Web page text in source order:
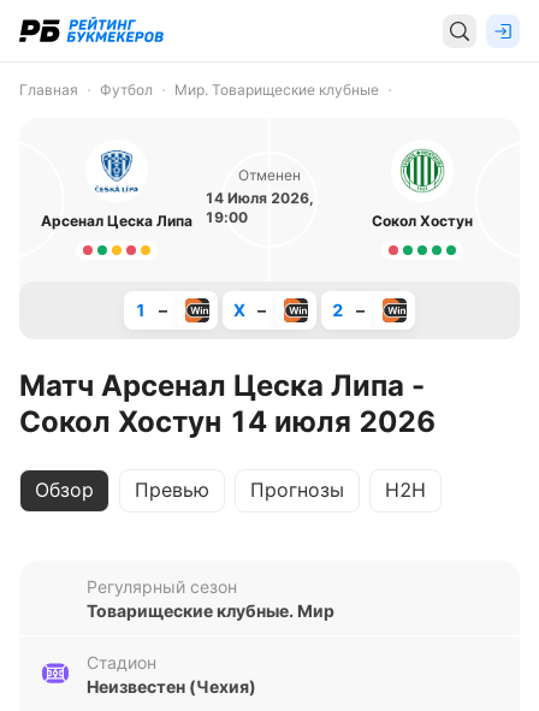
Главная Футбол Мир. Товарищеские клубные
Арсенал Цеска Липа
Отменен
14 Июля 2026,
19:00
Сокол Хостун
1 – X – 2 –
Матч Арсенал Цеска Липа -
Сокол Хостун 14 июля 2026
Обзор Превью Прогнозы H2H
Регулярный сезон
Товарищеские клубные. Мир
Стадион
Неизвестен (Чехия)